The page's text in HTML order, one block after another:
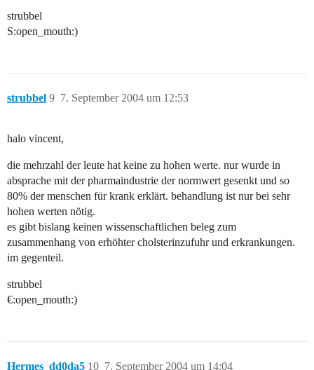
strubbel
S:open_mouth:)
strubbel 7. September 2004 um 12:53
9
halo vincent,
die mehrzahl der leute hat keine zu hohen werte. nur wurde in
absprache mit der pharmaindustrie der normwert gesenkt und so
80% der menschen für krank erklärt. behandlung ist nur bei sehr
hohen werten nötig.
es gibt bislang keinen wissenschaftlichen beleg zum
zusammenhang von erhöhter cholsterinzufuhr und erkrankungen.
im gegenteil.
strubbel
€:open_mouth:)
Hermes_dd0da5 7. September 2004 um 14:04
10